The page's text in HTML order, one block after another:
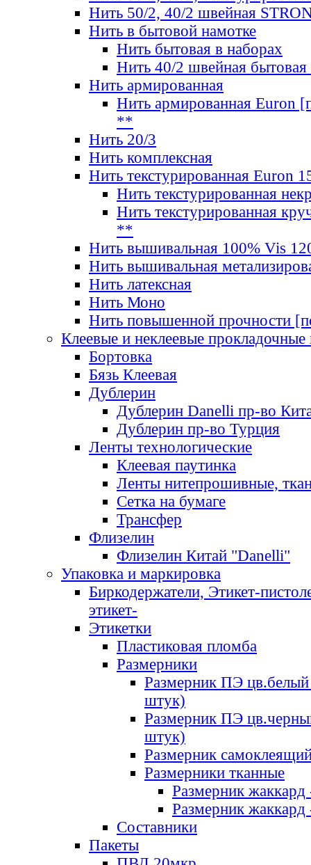
Нить 50/2, 40/2 швейная
Нить в бытовой намотке
Нить бытовая в наборах
Нить 40/2 швейная бытовая
Нить армированная
Нить армированная Euron
**
Нить 20/3
Нить комплексная
Нить текстурированная Euron
Нить текстурированная
Нить текстурированная
**
Нить вышивальная 100% Vis
Нить вышивальная
Нить латексная
Нить Моно
Нить повышенной прочности
Клеевые и неклеевые прокладочные
Бортовка
Бязь Клеевая
Дублерин
Дублерин Danelli пр-во
Дублерин пр-во Турция
Ленты технологические
Клеевая паутинка
Ленты нитепрошивные,
Сетка на бумаге
Трансфер
Флизелин
Флизелин Китай "Danelli"
Упаковка и маркировка
Биркодержатели, Этикет-
этикет-
Этикетки
Пластиковая пломба
Размерники
Размерник ПЭ цв.белый
штук)
Размерник ПЭ
штук)
Размерник
Размерники тканные
Размерник
Размерник
Составники
Пакеты